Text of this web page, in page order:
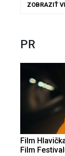
ZOBRAZIŤ
PR
Film
Film